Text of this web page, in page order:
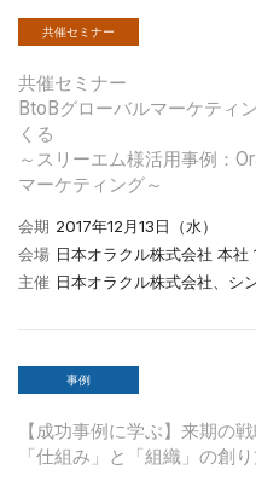
共催セミナー
共催セミナー
BtoBグローバルマーケティ
くる
～スリーエム様活用事例：
マーケティング～
会期 2017年12月13日（水）
会場 日本オラクル株式会社 本社
主催 日本オラクル株式会社、シ
事例
【成功事例に学ぶ】来期の
「仕組み」と「組織」の創